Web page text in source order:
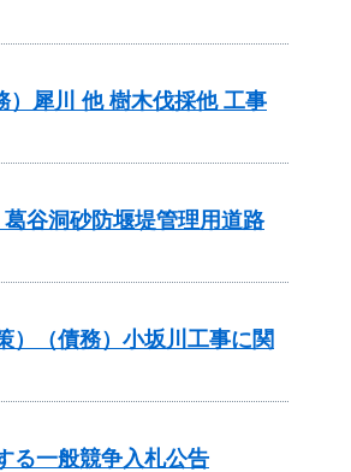
犀川 他 樹木伐採他 工事
谷洞砂防堰堤管理用道路
）（債務）小坂川工事に関
る一般競争入札公告